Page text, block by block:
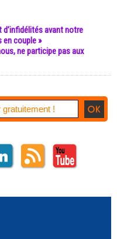
d’infidélités avant notre
en couple »
ne participe pas aux